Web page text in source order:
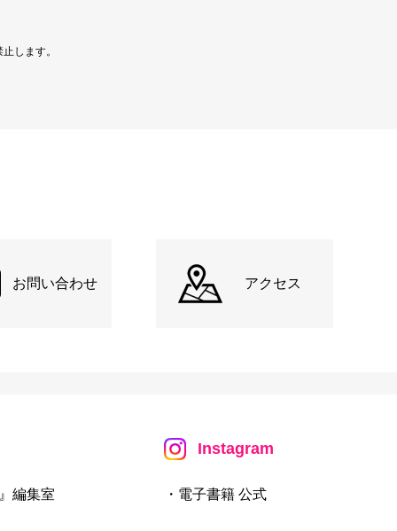
します。
お問い合わせ アクセス
編集室
Instagram
・電子書籍 公式